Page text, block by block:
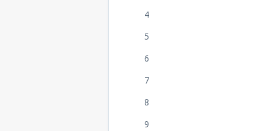
4
5
6
7
8
9